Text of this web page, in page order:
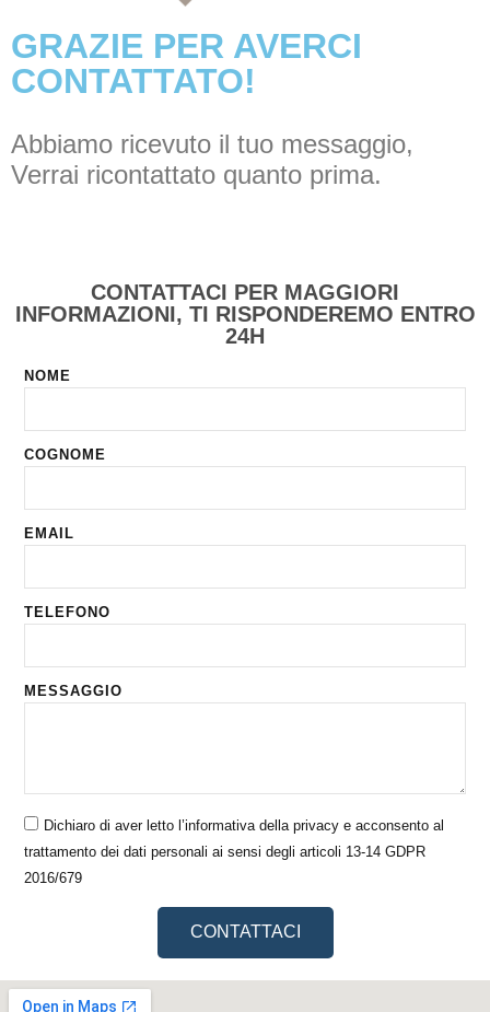
GRAZIE PER AVERCI
CONTATTATO​!
Abbiamo ricevuto il tuo messaggio,
Verrai ricontattato quanto prima.
CONTATTACI PER MAGGIORI
INFORMAZIONI, TI RISPONDEREMO ENTRO
24H
NOME
COGNOME
EMAIL
TELEFONO
MESSAGGIO
Dichiaro di aver letto l’informativa della privacy e acconsento al
trattamento dei dati personali ai sensi degli articoli 13-14 GDPR
2016/679
CONTATTACI